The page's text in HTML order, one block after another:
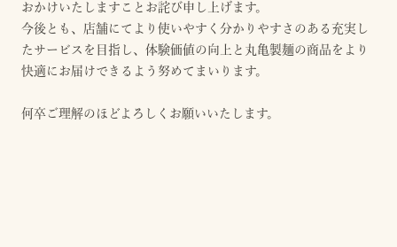
おかけいたしますことお詫び申し上げます。
今後とも、店舗にてより使いやすく分かりやすさのある充実し
たサービスを目指し、体験価値の向上と丸亀製麺の商品をより
快適にお届けできるよう努めてまいります。
何卒ご理解のほどよろしくお願いいたします。